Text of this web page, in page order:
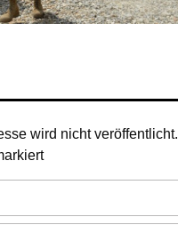
wird nicht veröffentlicht.